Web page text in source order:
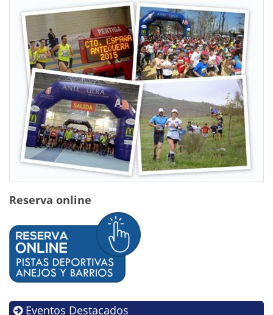
Reserva online
Eventos Destacados